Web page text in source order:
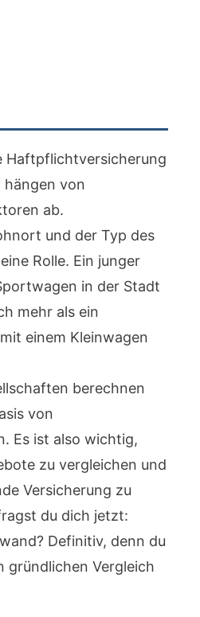
Haftpflichtversicherung
hängen von
ab.
und der Typ des
Rolle. Ein junger
in der Stadt
mehr als ein
einem Kleinwagen
berechnen
von
Es ist also wichtig,
zu vergleichen und
Versicherung zu
du dich jetzt:
Definitiv, denn du
gründlichen Vergleich